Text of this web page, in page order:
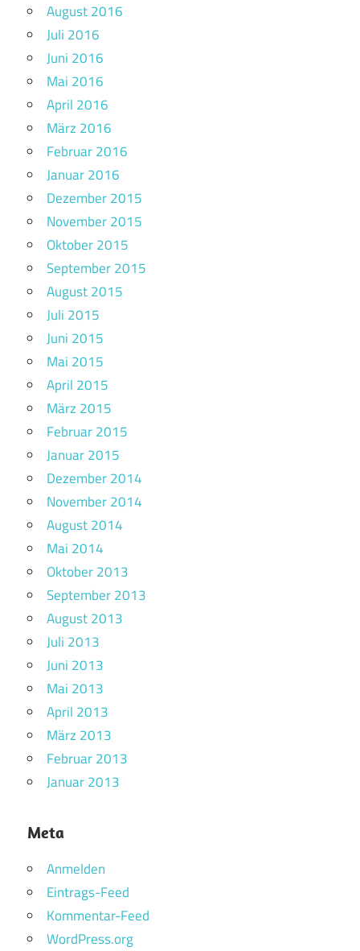
August 2016
Juli 2016
Juni 2016
Mai 2016
April 2016
März 2016
Februar 2016
Januar 2016
Dezember 2015
November 2015
Oktober 2015
September 2015
August 2015
Juli 2015
Juni 2015
Mai 2015
April 2015
März 2015
Februar 2015
Januar 2015
Dezember 2014
November 2014
August 2014
Mai 2014
Oktober 2013
September 2013
August 2013
Juli 2013
Juni 2013
Mai 2013
April 2013
März 2013
Februar 2013
Januar 2013
Meta
Anmelden
Eintrags-Feed
Kommentar-Feed
WordPress.org